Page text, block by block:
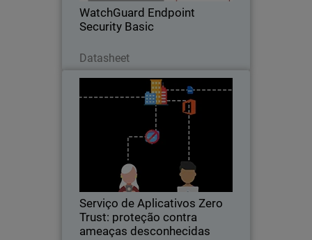
WatchGuard Endpoint
Security Basic
Datasheet
reduzem a exposição.
Serviço de Aplicativos Zero
Trust: proteção contra
ameaças desconhecidas
Serviço de Aplicativos Zero
Trust: proteção contra ameaças
desconhecidas
Veja como o Serviço de Aplicativos Zero
Trust da WatchGuard usa IA para
impedir ameaças desconhecidas e
garantir que apenas aplicativos
confiáveis ​​sejam executados em seus
Assista agora